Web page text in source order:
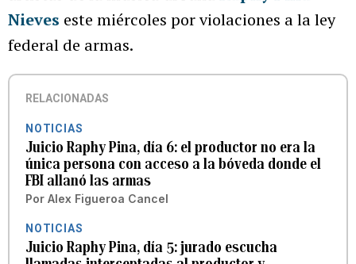
Nieves este miércoles por violaciones a la ley
federal de armas.
RELACIONADAS
NOTICIAS
Juicio Raphy Pina, día 6: el productor no era la
única persona con acceso a la bóveda donde el
FBI allanó las armas
Por Alex Figueroa Cancel
NOTICIAS
Juicio Raphy Pina, día 5: jurado escucha